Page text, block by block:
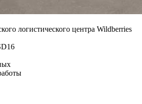
логистического центра Wildberries